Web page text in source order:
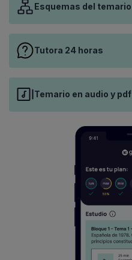
Esquemas del temario
Tutora 24 horas
Temario en audio y pdf